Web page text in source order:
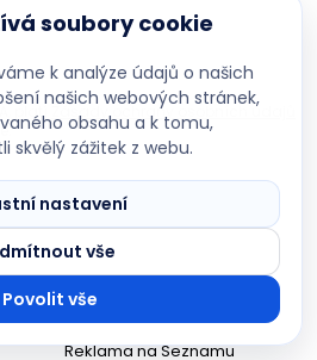
platí
Zásady ochrany osobních údajů
Web pro agenty
MCP server na míru
Reklama na Seznamu
soubory cookie
k analýze údajů o našich
našich webových stránek,
obsahu a k tomu,
zážitek z webu.
nastavení
vše
Povolit vše